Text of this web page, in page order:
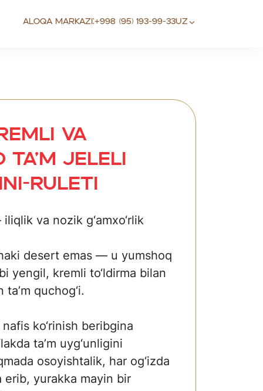
Aloqa markazi:+998 (95) 193-99-33UZ
va
ta’m jeleli
ruleti
va nozik g‘amxo‘rlik
desert emas — u yumshoq
yengil, kremli to‘ldirma bilan
ta’m quchog‘i.
ko‘rinish beribgina
ta’m uyg‘unligini
osoyishtalik, har og‘izda
erib, yurakka mayin bir